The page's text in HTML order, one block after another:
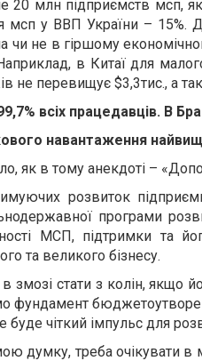
млн підприємств мсп, які
мсп у ВВП України – 15%.
чи не в гіршому
в Китаї для
не перевищує $3,3тис., а
всіх працедавців. В
навантаження
як в тому анекдоті –
розвиток
програми
МСП, підтримки та
та великого бізнесу.
в змозі стати з колін,
фундамент
чіткий імпульс для
думку, треба очікувати в